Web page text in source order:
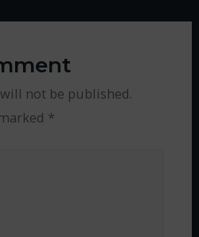
not be published.
*